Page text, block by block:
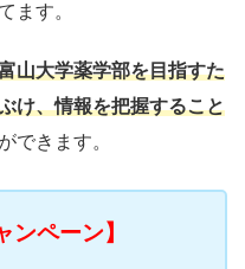
ます。
山大学薬学部を目指すた
け、情報を把握すること
できます。
ンペーン】